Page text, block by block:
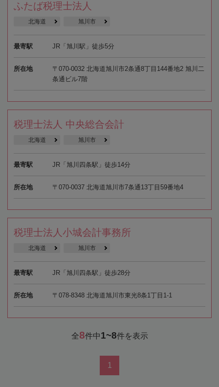
ふたば税理士法人
北海道 旭川市
最寄駅 JR「旭川駅」徒歩5分
所在地
〒070-0032 北海道旭川市2条通8丁目144番地2 旭川二
条通ビル7階
税理士法人 中央総合会計
北海道 旭川市
最寄駅 JR「旭川四条駅」徒歩14分
所在地 〒070-0037 北海道旭川市7条通13丁目59番地4
税理士法人小城会計事務所
北海道 旭川市
最寄駅 JR「旭川四条駅」徒歩28分
所在地 〒078-8348 北海道旭川市東光8条1丁目1-1
全8件中1~8件を表示
1